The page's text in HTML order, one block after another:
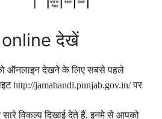
online देखें
ऑनलाइन देखने के लिए सबसे पहले
http://jamabandi.punjab.gov.in/ पर
विकल्प दिखाई देते हैं. इनमे से आपको